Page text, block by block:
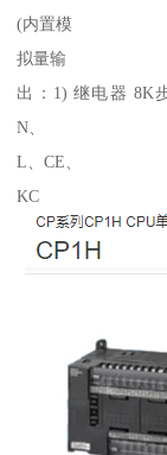
(内置模
拟量输
出：1) 继电器 8K
N、
L、CE、
KC